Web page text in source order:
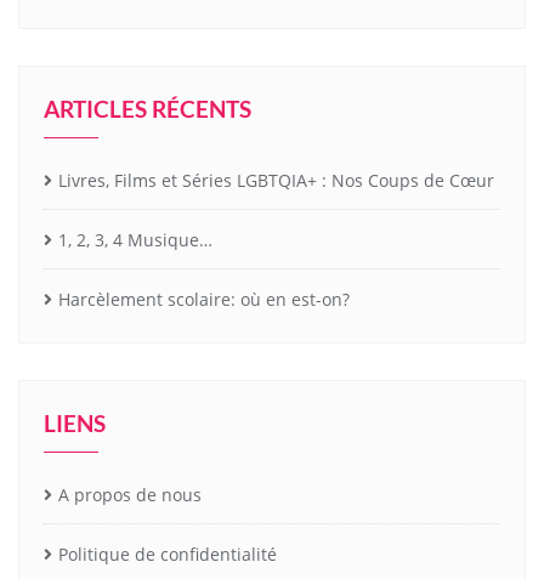
ARTICLES RÉCENTS
Livres, Films et Séries LGBTQIA+ : Nos Coups de Cœur
1, 2, 3, 4 Musique…
Harcèlement scolaire: où en est-on?
LIENS
A propos de nous
Politique de confidentialité